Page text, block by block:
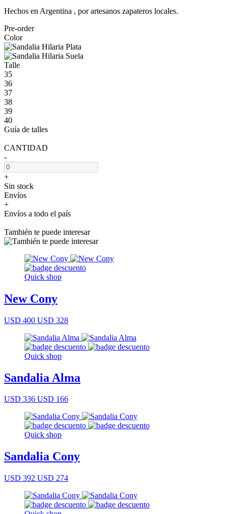
Hechos en Argentina , por artesanos zapateros locales.
Pre-order
Color
Talle
35
36
37
38
39
40
Guía de talles
CANTIDAD
-
+
Sin stock
Envíos
+
Envíos a todo el país
También te puede interesar
Quick shop
New Cony
USD 400 USD 328
Quick shop
Sandalia Alma
USD 336 USD 166
Quick shop
Sandalia Cony
USD 392 USD 274